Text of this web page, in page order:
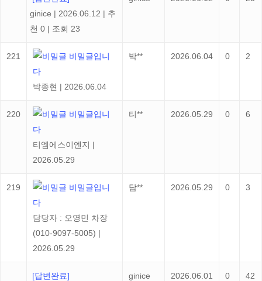
ginice | 2026.06.12 | 추
천 0 | 조회 23
221
비밀글입니
다
박종현 | 2026.06.04
박** 2026.06.04 0 2
220
비밀글입니
다
티엠에스이엔지 |
2026.05.29
티** 2026.05.29 0 6
219
비밀글입니
다
담당자 : 오영민 차장
(010-9097-5005) |
2026.05.29
담** 2026.05.29 0 3
[답변완료]
ginice 2026.06.01 0 42